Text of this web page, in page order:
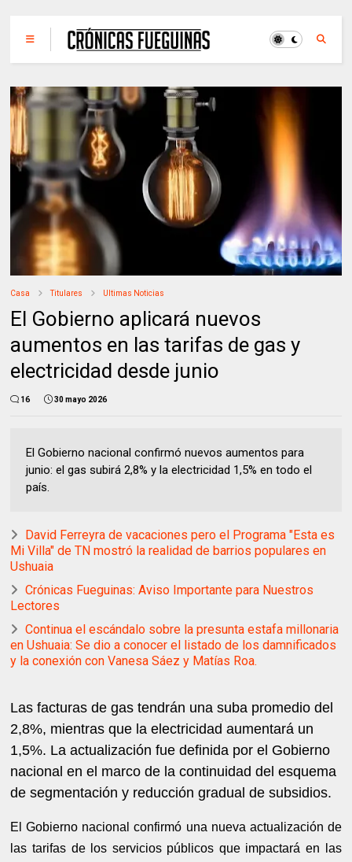
Casa Titulares Ultimas Noticias
El Gobierno aplicará nuevos
aumentos en las tarifas de gas y
electricidad desde junio
16 30 mayo 2026
El Gobierno nacional confirmó nuevos aumentos para
junio: el gas subirá 2,8% y la electricidad 1,5% en todo el
país.
David Ferreyra de vacaciones pero el Programa "Esta es
Mi Villa" de TN mostró la realidad de barrios populares en
Ushuaia
Crónicas Fueguinas: Aviso Importante para Nuestros
Lectores
Continua el escándalo sobre la presunta estafa millonaria
en Ushuaia: Se dio a conocer el listado de los damnificados
y la conexión con Vanesa Sáez y Matías Roa.
Las facturas de gas tendrán una suba promedio del
2,8%, mientras que la electricidad aumentará un
1,5%. La actualización fue definida por el Gobierno
nacional en el marco de la continuidad del esquema
de segmentación y reducción gradual de subsidios.
El Gobierno nacional confirmó una nueva actualización de
las tarifas de los servicios públicos que impactará en las